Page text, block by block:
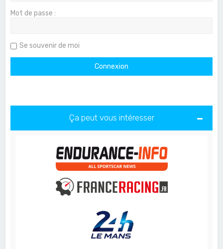
Mot de passe :
Se souvenir de moi
Ça peut vous intéresser